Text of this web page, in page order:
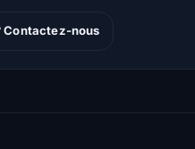
Contactez-nous